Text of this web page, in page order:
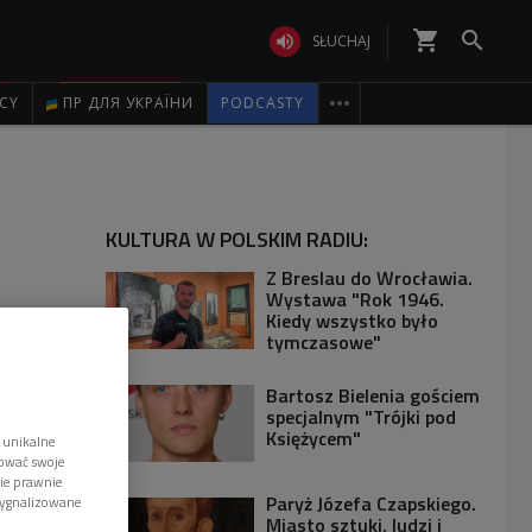
 SŁUCHAJ shopping_cart 
ПР ДЛЯ УКРАЇНИ PODCASTY 
KULTURA W POLSKIM RADIU:
Z Breslau do Wrocławia.
Wystawa "Rok 1946.
Kiedy wszystko było
tymczasowe"
Bartosz Bielenia gościem
specjalnym "Trójki pod
Księżycem"
Paryż Józefa Czapskiego.
Miasto sztuki, ludzi i
swoje
prawnie